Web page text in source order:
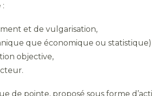
et de vulgarisation,
que économique ou
objective,
de pointe, proposé sous forme